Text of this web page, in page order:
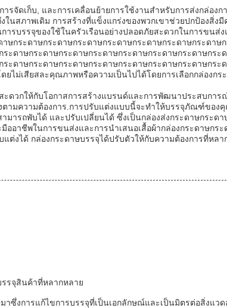
ารจัดเก็บ, และการเคลื่อนย้ายการใช้งานสําหรับการส่งกล่
สภาพเดิม การสร้างที่แข็งแกร่งของพวกเขาช่วยปกป้องสิ่ง
รบรรจุของใช้ในครัวเรือนอย่างปลอดภัยสะดวกในการขนส่ง
ษกระดาษกระดาษกระดาษกระดาษกระดาษกระดาษกระดา
ะดาษกระดาษกระดาษกระดาษกระดาษกระดาษกระดาษกร
ะดาษกระดาษกระดาษกระดาษกระดาษกระดาษกระดาษก
ไม่เสียสละคุณภาพหรือความเป็นไปได้โดยการเลือกกล่อ
ดวกให้กับโอกาสการสร้างแบรนด์และการพัฒนาประสบกา
ตามความต้องการ.การปรับแต่งแบบนี้จะทําให้บรรจุภัณฑ์ขอ
มารถพับได้ และปรับเปลี่ยนได้ ซึ่งเป็นกล่องส่งกระดาษกระ
ออาชีพในการขนส่งและการนําเสนอเสื้อผ้ากล่องกระดาษก
ต่งได้ กล่องกระดาษบรรจุได้ปรับตัวให้กับความต้องการที่ห
รรจุสินค้าที่หลากหลาย
าซึ่งการแก้ไขการบรรจุที่เป็นเอกลักษณ์และเป็นมิตรต่อสิ่งแวด